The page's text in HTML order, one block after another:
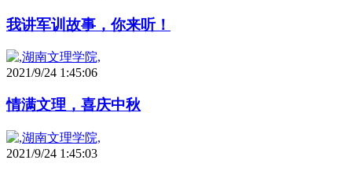
我讲军训故事，你来听！
2021/9/24 1:45:06
情满文理，喜庆中秋
2021/9/24 1:45:03